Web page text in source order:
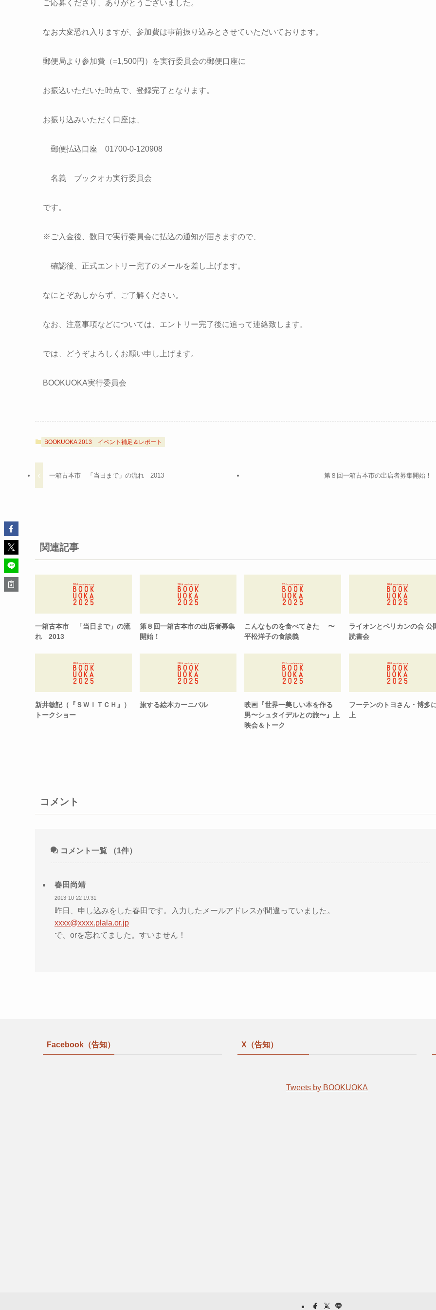
ご応募くださり、ありがとうございました。
なお大変恐れ入りますが、参加費は事前振り込みとさせていただいております。
郵便局より参加費（=1,500円）を実行委員会の郵便口座に
お振込いただいた時点で、登録完了となります。
お振り込みいただく口座は、
郵便払込口座 01700-0-120908
名義 ブックオカ実行委員会
です。
※ご入金後、数日で実行委員会に払込の通知が届きますので、
確認後、正式エントリー完了のメールを差し上げます。
なにとぞあしからず、ご了解ください。
なお、注意事項などについては、エントリー完了後に追って連絡致します。
では、どうぞよろしくお願い申し上げます。
BOOKUOKA実行委員会
BOOKUOKA 2013 イベント補足＆レポート
一箱古本市 「当日まで」の流れ 2013 第８回一箱古本市の出店者募集開始！
関連記事
一箱古本市 「当日まで」の流
れ 2013
第８回一箱古本市の出店者募集
開始！
こんなものを食べてきた 〜
平松洋子の食談義
ライオンとペリカンの会 公
読書会
新井敏記（『ＳＷＩＴＣＨ』）
トークショー
旅する絵本カーニバル
映画『世界一美しい本を作る
男〜シュタイデルとの旅〜』上
映会＆トーク
フーテンのトヨさん・博多
上
コメント
コメント一覧 （1件）
春田尚靖
2013-10-22 19:31
昨日、申し込みをした春田です。入力したメールアドレスが間違っていました。
xxxx@xxxx.plala.or.jp
で、orを忘れてました。すいません！
Facebook（告知） X（告知）
Tweets by BOOKUOKA